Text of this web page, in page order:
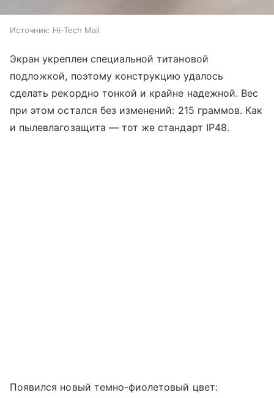
Источник: Hi-Tech Mail
Экран укреплен специальной титановой
подложкой, поэтому конструкцию удалось
сделать рекордно тонкой и крайне надежной. Вес
при этом остался без изменений: 215 граммов. Как
и пылевлагозащита — тот же стандарт IP48.
Появился новый темно-фиолетовый цвет: